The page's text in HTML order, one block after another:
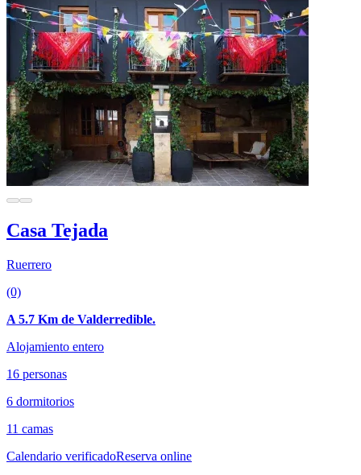
Casa Tejada
Ruerrero
(0)
A 5.7 Km de Valderredible.
Alojamiento entero
16 personas
6 dormitorios
11 camas
Calendario verificadoReserva online